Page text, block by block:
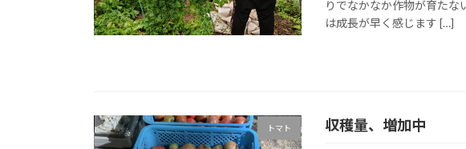
りでなかなか作物が育た
は成長が早く感じます […]
トマト 収穫量、増加中